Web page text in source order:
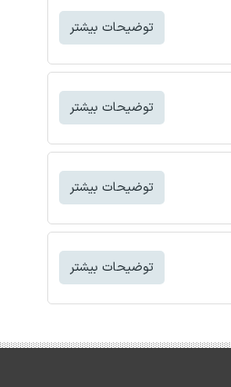
توضیحات بیشتر
توضیحات بیشتر
توضیحات بیشتر
توضیحات بیشتر